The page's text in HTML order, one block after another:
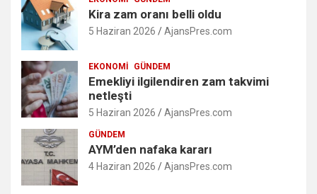
Kira zam oranı belli oldu
5 Haziran 2026 AjansPres.com
EKONOMI GÜNDEM
Emekliyi ilgilendiren zam takvimi
netleşti
5 Haziran 2026 AjansPres.com
GÜNDEM
AYM’den nafaka kararı
4 Haziran 2026 AjansPres.com